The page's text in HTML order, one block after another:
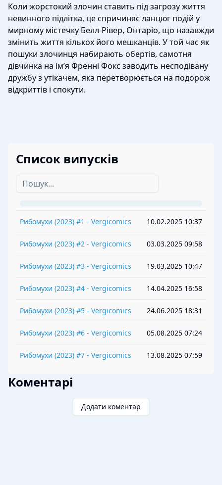
Коли жорстокий злочин ставить під загрозу життя
невинного підлітка, це спричиняє ланцюг подій у
мирному містечку Белл-Рівер, Онтаріо, що назавжди
змінить життя кількох його мешканців. У той час як
пошуки злочинця набирають обертів, самотня
дівчинка на ім’я Френні Фокс заводить несподівану
дружбу з утікачем, яка перетворюється на подорож
відкриттів і спокути.
Список випусків
Рибомухи (2023) #1 - Vergicomics 10.02.2025 10:37
Рибомухи (2023) #2 - Vergicomics 03.03.2025 09:58
Рибомухи (2023) #3 - Vergicomics 19.03.2025 10:47
Рибомухи (2023) #4 - Vergicomics 14.04.2025 16:58
Рибомухи (2023) #5 - Vergicomics 24.06.2025 18:31
Рибомухи (2023) #6 - Vergicomics 05.08.2025 07:24
Рибомухи (2023) #7 - Vergicomics 13.08.2025 07:59
Коментарі
Додати коментар